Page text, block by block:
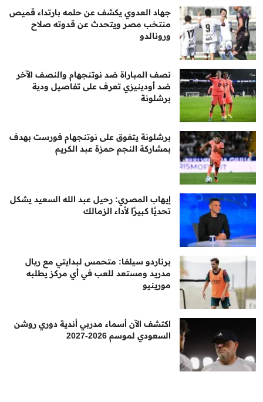
جهاد العدوي يكشف عن حلمه بارتداء قميص
منتخب مصر ويتحدث عن قدوته صلاح
ورونالدو
نصف المباراة ضد نوتنجهام والنصف الآخر
ضد أودينيزي تعرف على تفاصيل ودية
برشلونة
برشلونة يتفوق على نوتنجهام فورست بهدف
بمشاركة النجم حمزة عبد الكريم
إيهاب المصري: رحيل عبد الله السعيد يشكل
تحديًا كبيرًا لأداء الزمالك
برناردو سيلفا: متحمس لبدايتي مع ريال
مدريد ومستعد للعب في أي مركز يطلبه
مورينيو
اكتشف الآن أسماء مدربي أندية دوري روشن
السعودي لموسم 2026-2027